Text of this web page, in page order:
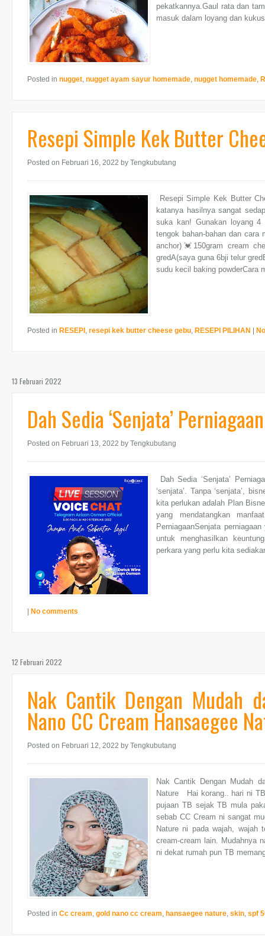
pekatkannya.Gaul rata dan
masuk dalam loyang dan
Posted in nugget nugget ayam sayur homemade nugget homemade
Resepi Simple Kek Butter
Posted on Februari 16, 2022 by Tengkubutang
Resepi Simple Kek Butter
katanya hasilnya sangat
suka kan! Gunakan loyang
tengok bahan-bahan dan cara
anchor)💓150gram cream
gredA(saya guna 6bji telur
sudu kecil baking powderCara
Posted in RESEPI resepi kek butter cheese gebu RESEPI PILIHAN |
13 Februari 2022
Dah Sedia ‘Senjata’
Posted on Februari 13, 2022 by Tengkubutang
Dah Sedia ‘Senjata’
‘senjata’. Tanpa ‘senjata’,
kita perlukan adalah Plan
yang mendatangkan
PerniagaanSenjata
untuk menghasilkan
perkara yang perlu kita
| No comments
12 Februari 2022
Nak Cantik Dengan Mudah
Nano CC Cream Hansaegee
Posted on Februari 12, 2022 by Tengkubutang
Nak Cantik Dengan Mudah
Nature Hai korang.. hari ni
pujaan TB sejak TB mula
sebab CC Cream ni sangat
Nature ni pada wajah, wajah
cream-cream lain. Mudahnya
ni dekat rumah pun TB
Posted in Cc cream gold nano cc cream hansaegee nature skin spf